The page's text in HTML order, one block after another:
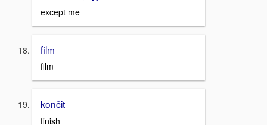
except me
film
film
končit
finish